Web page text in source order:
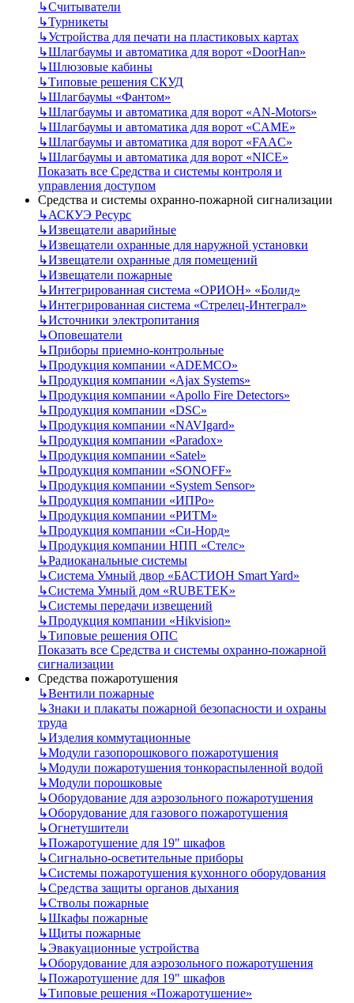
↳Считыватели
↳Турникеты
↳Устройства для печати на пластиковых картах
↳Шлагбаумы и автоматика для ворот «DoorHan»
↳Шлюзовые кабины
↳Типовые решения СКУД
↳Шлагбаумы «Фантом»
↳Шлагбаумы и автоматика для ворот «AN-Motors»
↳Шлагбаумы и автоматика для ворот «CAME»
↳Шлагбаумы и автоматика для ворот «FAAC»
↳Шлагбаумы и автоматика для ворот «NICE»
Показать все Средства и системы контроля и
управления доступом
Средства и системы охранно-пожарной сигнализации
↳АСКУЭ Ресурс
↳Извещатели аварийные
↳Извещатели охранные для наружной установки
↳Извещатели охранные для помещений
↳Извещатели пожарные
↳Интегрированная система «ОРИОН» «Болид»
↳Интегрированная система «Стрелец-Интеграл»
↳Источники электропитания
↳Оповещатели
↳Приборы приемно-контрольные
↳Продукция компании «ADEMCO»
↳Продукция компании «Ajax Systems»
↳Продукция компании «Apollo Fire Detectors»
↳Продукция компании «DSC»
↳Продукция компании «NAVIgard»
↳Продукция компании «Paradox»
↳Продукция компании «Satel»
↳Продукция компании «SONOFF»
↳Продукция компании «System Sensor»
↳Продукция компании «ИПРо»
↳Продукция компании «РИТМ»
↳Продукция компании «Си-Норд»
↳Продукция компании НПП «Стелс»
↳Радиоканальные системы
↳Система Умный двор «БАСТИОН Smart Yard»
↳Система Умный дом «RUBETEK»
↳Системы передачи извещений
↳Продукция компании «Hikvision»
↳Типовые решения ОПС
Показать все Средства и системы охранно-пожарной
сигнализации
Средства пожаротушения
↳Вентили пожарные
↳Знаки и плакаты пожарной безопасности и охраны
труда
↳Изделия коммутационные
↳Модули газопорошкового пожаротушения
↳Модули пожаротушения тонкораспыленной водой
↳Модули порошковые
↳Оборудование для аэрозольного пожаротушения
↳Оборудование для газового пожаротушения
↳Огнетушители
↳Пожаротушение для 19" шкафов
↳Сигнально-осветительные приборы
↳Системы пожаротушения кухонного оборудования
↳Средства защиты органов дыхания
↳Стволы пожарные
↳Шкафы пожарные
↳Щиты пожарные
↳Эвакуационные устройства
↳Оборудование для аэрозольного пожаротушения
↳Пожаротушение для 19" шкафов
↳Типовые решения «Пожаротушение»